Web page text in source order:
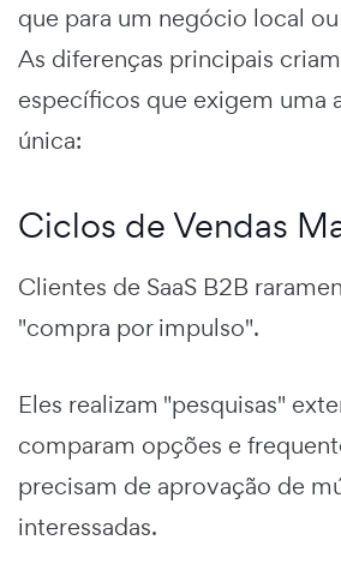
que para um negócio local
As diferenças principais
específicos que exigem uma
única:
Ciclos de Vendas
Clientes de SaaS B2B
"compra por impulso".
Eles realizam "pesquisas"
comparam opções e
precisam de aprovação de
interessadas.